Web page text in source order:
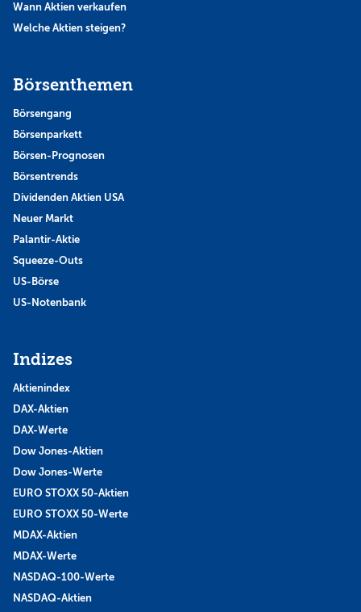
Wann Aktien verkaufen
Welche Aktien steigen?
Börsenthemen
Börsengang
Börsenparkett
Börsen-Prognosen
Börsentrends
Dividenden Aktien USA
Neuer Markt
Palantir-Aktie
Squeeze-Outs
US-Börse
US-Notenbank
Indizes
Aktienindex
DAX-Aktien
DAX-Werte
Dow Jones-Aktien
Dow Jones-Werte
EURO STOXX 50-Aktien
EURO STOXX 50-Werte
MDAX-Aktien
MDAX-Werte
NASDAQ-100-Werte
NASDAQ-Aktien